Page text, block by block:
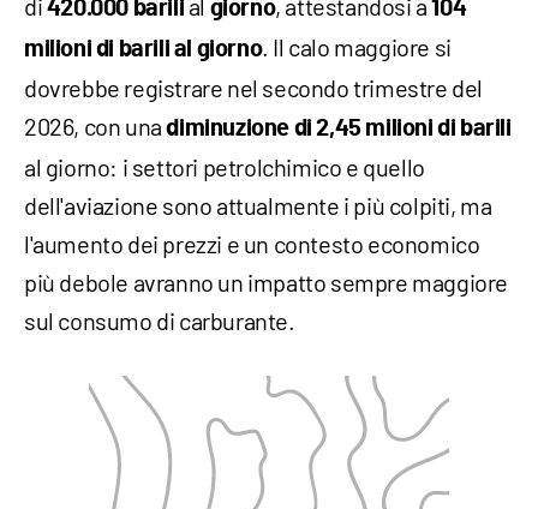
di 420.000 barili al giorno, attestandosi a104
milioni di barili al giorno. Il calo maggiore si
dovrebbe registrare nel secondo trimestre del
2026, con unadiminuzione di 2,45 milioni di barili
al giorno: i settori petrolchimico e quello
dell'aviazione sono attualmente i più colpiti, ma
l'aumento dei prezzi e un contesto economico
più debole avranno un impatto sempre maggiore
sul consumo di carburante.